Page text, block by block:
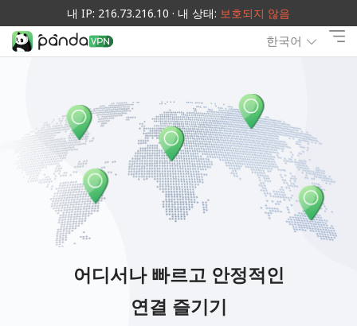
내 IP: 216.73.216.10 · 내 상태: 보호되지 않음
한국어
어디서나 빠르고 안정적인
연결 즐기기